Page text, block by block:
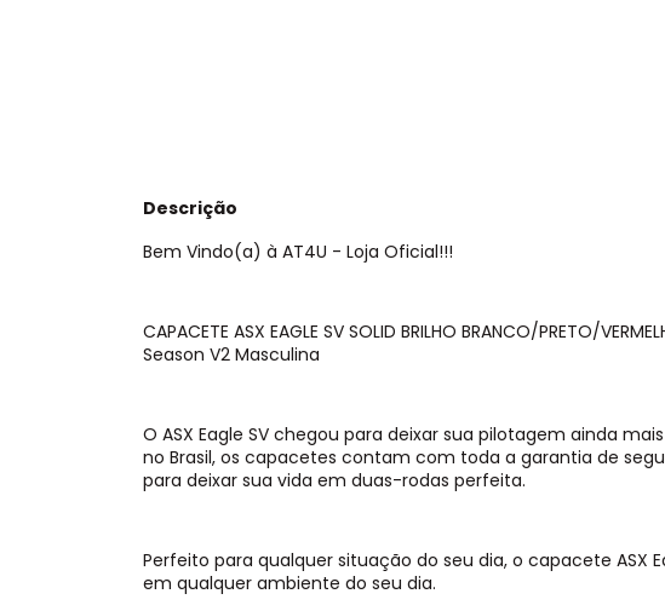
Descrição
Bem Vindo(a) à AT4U - Loja Oficial!!!
CAPACETE ASX EAGLE SV SOLID BRILHO BRANCO/PRETO/
Season V2 Masculina
O ASX Eagle SV chegou para deixar sua pilotagem ainda
no Brasil, os capacetes contam com toda a garantia de
para deixar sua vida em duas-rodas perfeita.
Perfeito para qualquer situação do seu dia, o capacete ASX
em qualquer ambiente do seu dia.